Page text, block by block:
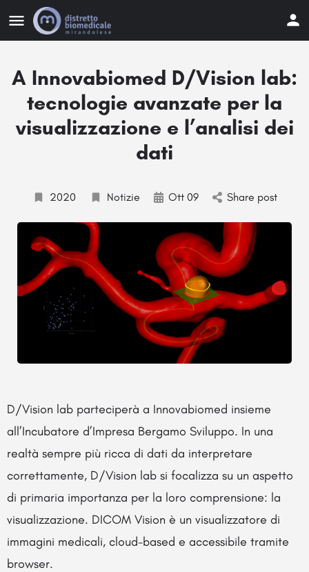
A Innovabiomed D/Vision lab:
tecnologie avanzate per la
visualizzazione e l’analisi dei
dati
2020 Notizie Ott 09 Share post
D/Vision lab parteciperà a Innovabiomed insieme
all’Incubatore d’Impresa Bergamo Sviluppo. In una
realtà sempre più ricca di dati da interpretare
correttamente, D/Vision lab si focalizza su un aspetto
di primaria importanza per la loro comprensione: la
visualizzazione. DICOM Vision è un visualizzatore di
immagini medicali, cloud-based e accessibile tramite
browser.